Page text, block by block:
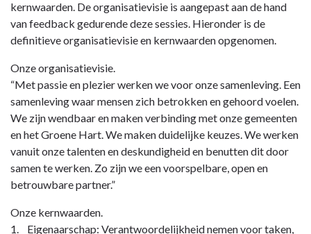
kernwaarden. De organisatievisie is aangepast aan de hand
van feedback gedurende deze sessies. Hieronder is de
definitieve organisatievisie en kernwaarden opgenomen.
Onze organisatievisie.
“Met passie en plezier werken we voor onze samenleving. Een
samenleving waar mensen zich betrokken en gehoord voelen.
We zijn wendbaar en maken verbinding met onze gemeenten
en het Groene Hart. We maken duidelijke keuzes. We werken
vanuit onze talenten en deskundigheid en benutten dit door
samen te werken. Zo zijn we een voorspelbare, open en
betrouwbare partner.”
Onze kernwaarden.
1. Eigenaarschap: Verantwoordelijkheid nemen voor taken,